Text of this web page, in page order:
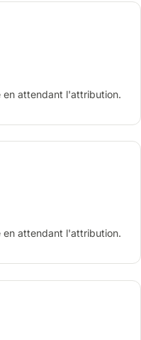
attendant l'attribution.
attendant l'attribution.